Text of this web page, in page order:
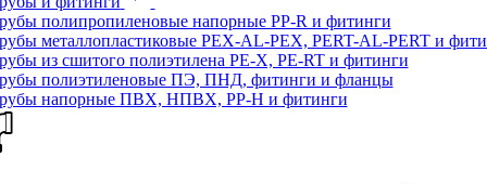
полипропиленовые напорные PP-R и фитинги
металлопластиковые PEX-AL-PEX, PERT-AL-PERT и
из сшитого полиэтилена PE-X, PE-RT и фитинги
полиэтиленовые ПЭ, ПНД, фитинги и фланцы
напорные ПВХ, НПВХ, PP-H и фитинги